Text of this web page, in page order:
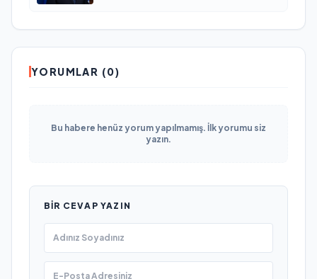
YORUMLAR (0)
Bu habere henüz yorum yapılmamış. İlk yorumu siz
yazın.
BIR CEVAP YAZIN